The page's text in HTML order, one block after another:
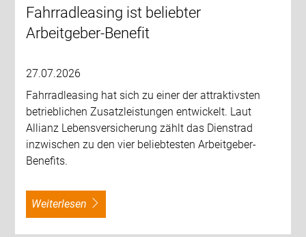
Fahrradleasing ist beliebter
Arbeitgeber-Benefit
27.07.2026
Fahrradleasing hat sich zu einer der attraktivsten
betrieblichen Zusatzleistungen entwickelt. Laut
Allianz Lebensversicherung zählt das Dienstrad
inzwischen zu den vier beliebtesten Arbeitgeber-
Benefits.
weiterlesen